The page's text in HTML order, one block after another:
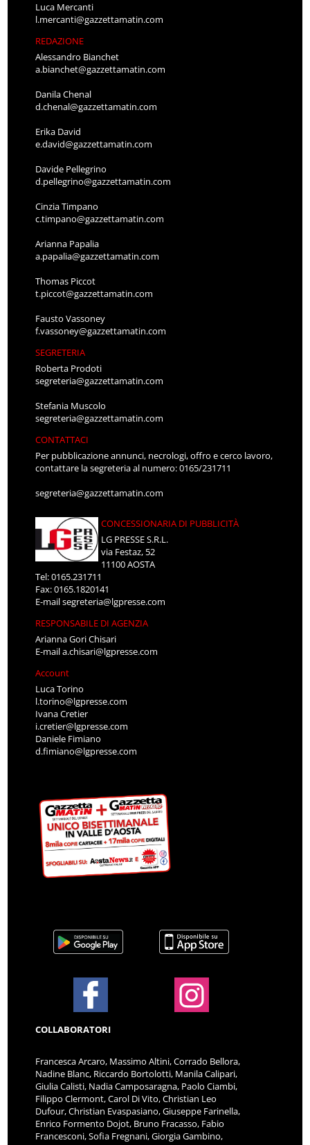
Luca Mercanti
l.mercanti@gazzettamatin.com
REDAZIONE
Alessandro Bianchet
a.bianchet@gazzettamatin.com
Danila Chenal
d.chenal@gazzettamatin.com
Erika David
e.david@gazzettamatin.com
Davide Pellegrino
d.pellegrino@gazzettamatin.com
Cinzia Timpano
c.timpano@gazzettamatin.com
Arianna Papalia
a.papalia@gazzettamatin.com
Thomas Piccot
t.piccot@gazzettamatin.com
Fausto Vassoney
f.vassoney@gazzettamatin.com
SEGRETERIA
Roberta Prodoti
segreteria@gazzettamatin.com
Stefania Muscolo
segreteria@gazzettamatin.com
CONTATTACI
Per pubblicazione annunci, necrologi, offro e cerco lavoro,
contattare la segreteria al numero: 0165/231711
segreteria@gazzettamatin.com
CONCESSIONARIA DI PUBBLICITÀ
LG PRESSE S.R.L.
via Festaz, 52
11100 AOSTA
Tel: 0165.231711
Fax: 0165.1820141
E-mailsegreteria@lgpresse.com
RESPONSABILE DI AGENZIA
Arianna Gori Chisari
E-maila.chisari@lgpresse.com
Account
Luca Torino
l.torino@lgpresse.com
Ivana Cretier
i.cretier@lgpresse.com
Daniele Fimiano
d.fimiano@lgpresse.com
COLLABORATORI
Francesca Arcaro, Massimo Altini, Corrado Bellora,
Nadine Blanc, Riccardo Bortolotti, Manila Calipari,
Giulia Calisti, Nadia Camposaragna, Paolo Ciambi,
Filippo Clermont, Carol Di Vito, Christian Leo
Dufour, Christian Evaspasiano, Giuseppe Farinella,
Enrico Formento Dojot, Bruno Fracasso, Fabio
Francesconi, Sofia Fregnani, Giorgia Gambino,